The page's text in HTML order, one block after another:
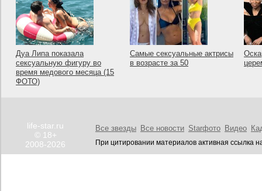
Дуа Липа показала
сексуальную фигуру во
время медового месяца (15
ФОТО)
Самые сексуальные актрисы
в возрасте за 50
life-star.ru
© 18+
2008-2026
Все звезды Все новости Starфото Видео
При цитировании материалов активная ссылка